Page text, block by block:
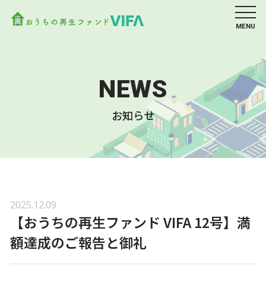
MENU
NEWS
お知らせ
2025.12.09
【おうちの再生ファンド VIFA 12号】満
額達成のご報告と御礼